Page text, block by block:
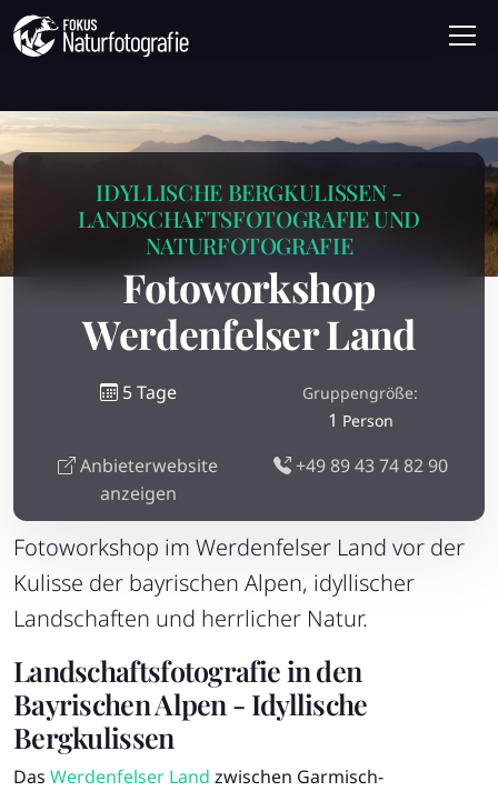
IDYLLISCHE BERGKULISSEN -
LANDSCHAFTSFOTOGRAFIE UND
NATURFOTOGRAFIE
Fotoworkshop
Werdenfelser Land
5 Tage Gruppengröße:
1 Person
Anbieterwebsite
anzeigen
+49 89 43 74 82 90
Fotoworkshop im Werdenfelser Land vor der
Kulisse der bayrischen Alpen, idyllischer
Landschaften und herrlicher Natur.
Landschaftsfotografie in den
Bayrischen Alpen - Idyllische
Bergkulissen
Das Werdenfelser Land zwischen Garmisch-